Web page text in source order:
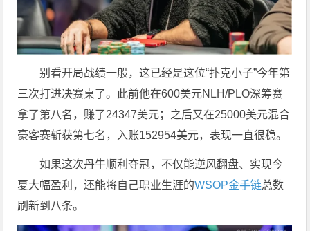
别看开局战绩一般，这已经是这位“扑克小子”今年第
三次打进决赛桌了。此前他在600美元NLH/PLO深筹赛
拿了第八名，赚了24347美元；之后又在25000美元混合
豪客赛斩获第七名，入账152954美元，表现一直很稳。
如果这次丹牛顺利夺冠，不仅能逆风翻盘、实现今
夏大幅盈利，还能将自己职业生涯的WSOP金手链总数
刷新到八条。